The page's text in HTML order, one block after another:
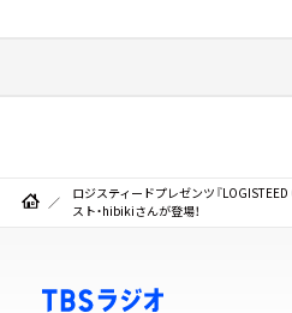
ロジスティードプレゼンツ『LOGISTEED
スト・hibikiさんが登場！